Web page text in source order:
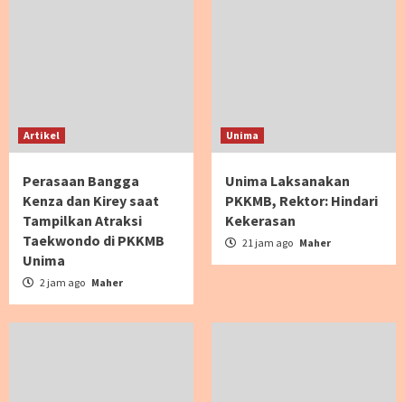
Artikel
Perasaan Bangga
Kenza dan Kirey saat
Tampilkan Atraksi
Taekwondo di PKKMB
Unima
2 jam ago Maher
Unima
Unima Laksanakan
PKKMB, Rektor: Hindari
Kekerasan
21 jam ago Maher